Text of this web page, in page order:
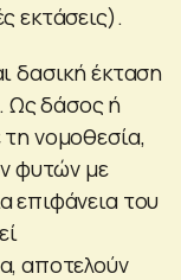
εκτάσεις).
δασική έκταση
Ως δάσος ή
νομοθεσία,
φυτών με
επιφάνεια του
αποτελούν